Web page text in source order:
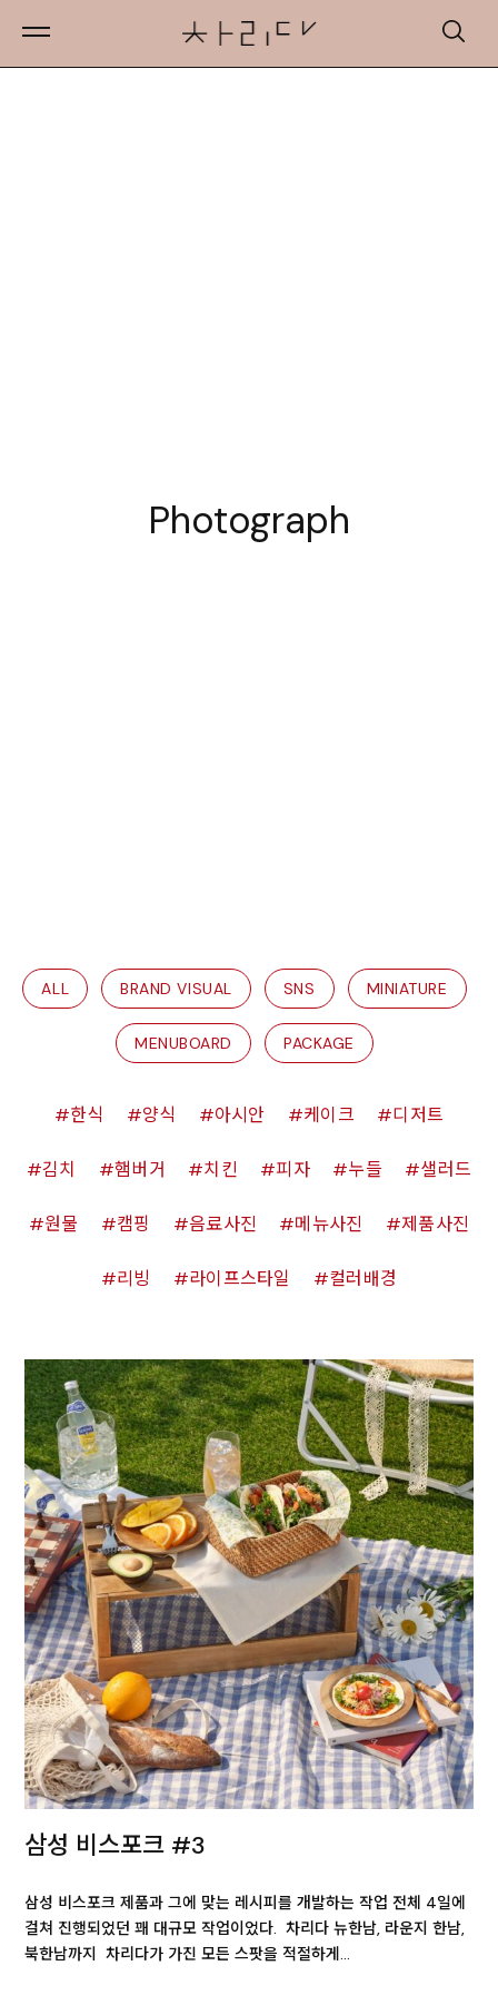
ALL BRAND VISUAL SNS MINIATURE
MENUBOARD PACKAGE
한식 양식 아시안 케이크 디저트
김치 햄버거 치킨 피자 누들 샐러드
원물 캠핑 음료사진 메뉴사진 제품사진
리빙 라이프스타일 컬러배경
삼성 비스포크 #3
삼성 비스포크 제품과 그에 맞는 레시피를 개발하는 작업 전체 4일에
걸쳐 진행되었던 꽤 대규모 작업이었다. 차리다 뉴한남, 라운지 한남,
북한남까지 차리다가 가진 모든 스팟을 적절하게…